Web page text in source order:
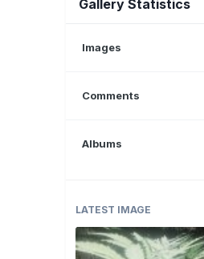
Gallery Statistics
Images
Comments
Albums
LATEST IMAGE